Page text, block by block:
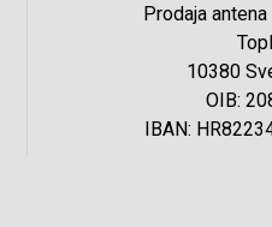
Prodaja
10380
OIB:
IBAN: